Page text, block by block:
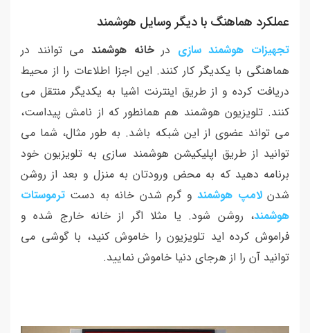
عملکرد هماهنگ با دیگر وسایل هوشمند
تجهیزات هوشمند سازی درخانه هوشمند می توانند در
هماهنگی با یکدیگر کار کنند. این اجزا اطلاعات را از محیط
دریافت کرده و از طریق اینترنت اشیا به یکدیگر منتقل می
کنند. تلویزیون هوشمند هم همانطور که از نامش پیداست،
می تواند عضوی از این شبکه باشد. به طور مثال، شما می
توانید از طریق اپلیکیشن هوشمند سازی به تلویزیون خود
برنامه دهید که به محض ورودتان به منزل و بعد از روشن
شدنلامپ هوشمندو گرم شدن خانه به دست ترموستات
هوشمند، روشن شود. یا مثلا اگر از خانه خارج شده و
فراموش کرده اید تلویزیون را خاموش کنید، با گوشی می
توانید آن را از هرجای دنیا خاموش نمایید.